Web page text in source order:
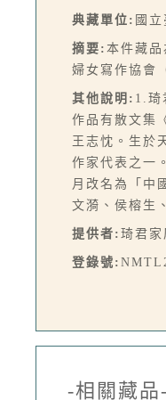
典藏單位: 國
摘要: 本件藏
婦女寫作協會
其他說明: 1.琦
作品有散文集
王志忱。生於
作家代表之一
月改名為「中
文漪、侯榕生
提供者: 琦君家
登錄號:
-相關藏品-